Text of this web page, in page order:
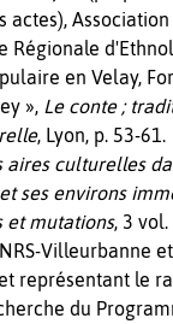
actes),
Régionale
en Velay,
», Le conte ;
, Lyon, p. 53-61.
aires culturelles
ses environs
et mutations, 3
Villeurbanne
représentant le
du